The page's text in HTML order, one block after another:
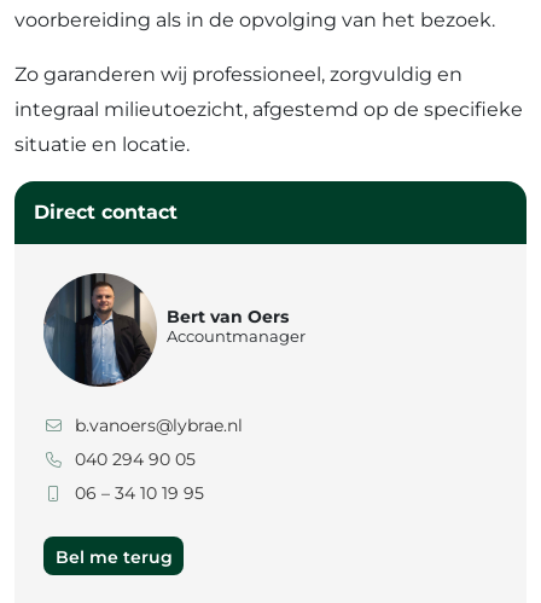
voorbereiding als in de opvolging van het bezoek.
Zo garanderen wij professioneel, zorgvuldig en
integraal milieutoezicht, afgestemd op de specifieke
situatie en locatie.
Direct contact
Bert van Oers
Accountmanager
b.vanoers@lybrae.nl
040 294 90 05
06 – 34 10 19 95
Bel me terug